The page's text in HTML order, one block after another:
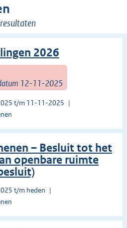
2026
12-11-2025
t/m 11-11-2025
– Besluit tot het
openbare ruimte
t/m heden